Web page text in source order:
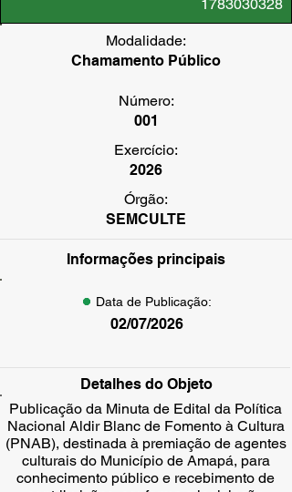
1783030328
Modalidade:
Chamamento Público
Número:
001
Exercício:
2026
Órgão:
SEMCULTE
Informações principais
Data de Publicação:
02/07/2026
Detalhes do Objeto
Publicação da Minuta de Edital da Política
Nacional Aldir Blanc de Fomento à Cultura
(PNAB), destinada à premiação de agentes
culturais do Município de Amapá, para
conhecimento público e recebimento de